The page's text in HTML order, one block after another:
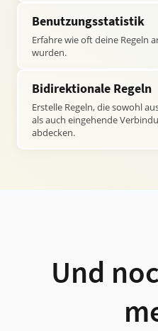
Benutzungsstatistik
Erfahre wie oft deine Regeln
wurden.
Bidirektionale Regeln
Erstelle Regeln, die sowohl
als auch eingehende
abdecken.
Und